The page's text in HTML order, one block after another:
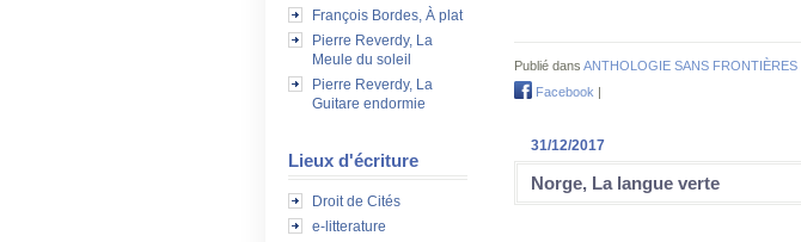
François Bordes, À plat
Pierre Reverdy, La
Meule du soleil
Pierre Reverdy, La
Guitare endormie
Lieux d'écriture
Droit de Cités
e-litterature
Publié dans ANTHOLOGIE SANS FRONTIÈRES
Facebook |
31/12/2017
Norge, La langue verte